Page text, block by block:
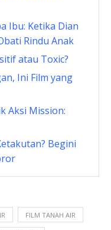
Ibu: Ketika Dian
Rindu Anak
atau Toxic?
Ini Film yang
Aksi Mission:
Begini
FILM TANAH AIR